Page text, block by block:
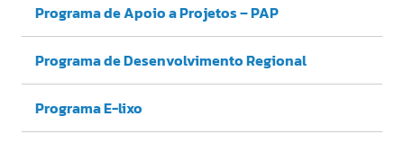
Programa de Apoio a Projetos – PAP
Programa de Desenvolvimento Regional
Programa E-lixo